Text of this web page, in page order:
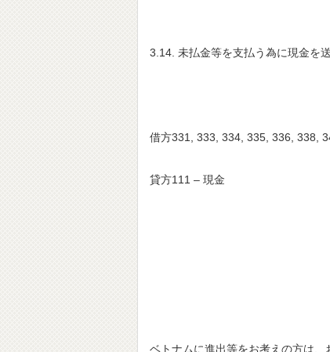
3.14. 未払金等を支払う為に現金を
借方331, 333, 334, 335, 336, 338,
貸方111 – 現金
ベトナムに進出等をお考えの方は、